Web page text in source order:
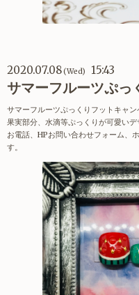
2020.07.08(Wed) 15:43
サマーフルーツぷっ
サマーフルーツぷっくりフットキャン
果実部分、水滴等ぷっくりが可愛い
お電話、HPお問い合わせフォーム、
す。